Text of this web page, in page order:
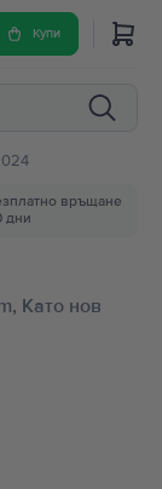
Купи
връщане
дни
Като нов